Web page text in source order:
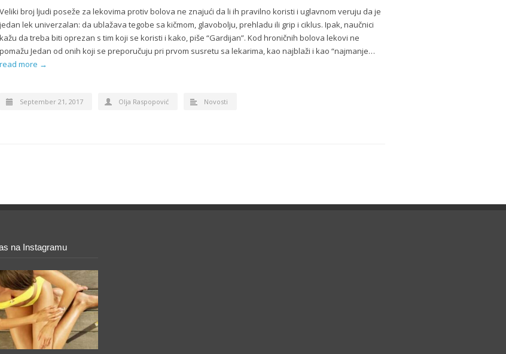
Veliki broj ljudi poseže za lekovima protiv bolova ne znajući da li ih pravilno koristi i uglavnom veruju da je
jedan lek univerzalan: da ublažava tegobe sa kičmom, glavobolju, prehladu ili grip i ciklus. Ipak, naučnici
kažu da treba biti oprezan s tim koji se koristi i kako, piše “Gardijan”. Kod hroničnih bolova lekovi ne
pomažu Jedan od onih koji se preporučuju pri prvom susretu sa lekarima, kao najblaži i kao “najmanje…
read more →
September 21, 2017 Olja Raspopović Novosti
na Instagramu